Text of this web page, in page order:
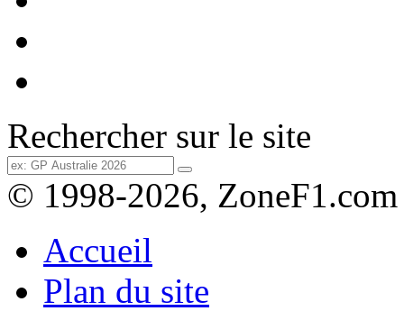
Rechercher sur le site
© 1998-2026, ZoneF1.com
Accueil
Plan du site